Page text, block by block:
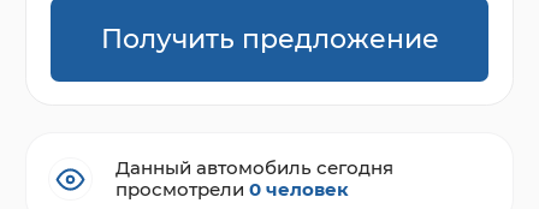
Получить предложение
Данный автомобиль сегодня
просмотрели0 человек